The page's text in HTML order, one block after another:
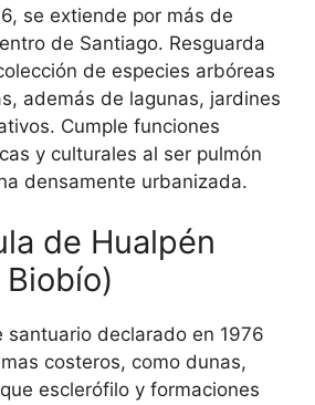
se extiende por más de
de Santiago. Resguarda
de especies arbóreas
además de lagunas, jardines
Cumple funciones
y culturales al ser pulmón
densamente urbanizada.
de Hualpén
santuario declarado en 1976
costeros, como dunas,
esclerófilo y formaciones